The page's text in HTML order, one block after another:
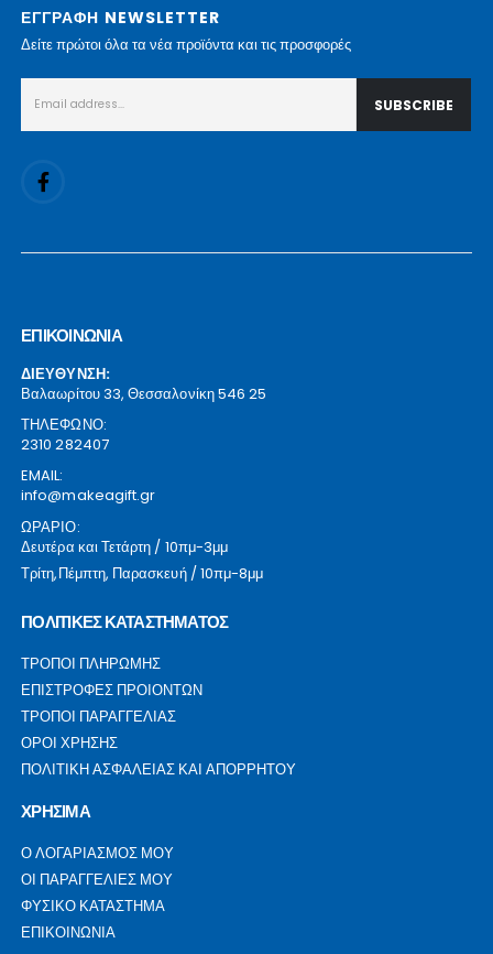
ΕΓΓΡΑΦΗ NEWSLETTER
Δείτε πρώτοι όλα τα νέα προϊόντα και τις προσφορές
ΕΠΙΚΟΙΝΩΝΙΑ
ΔΙΕΥΘΥΝΣΗ:
Βαλαωρίτου 33, Θεσσαλονίκη 546 25
ΤΗΛΕΦΩΝΟ:
2310 282407
EMAIL:
info@makeagift.gr
ΩΡΑΡΙΟ:
Δευτέρα και Τετάρτη / 10πμ-3μμ
Τρίτη,Πέμπτη, Παρασκευή / 10πμ-8μμ
ΠΟΛΙΤΙΚΕΣ ΚΑΤΑΣΤΗΜΑΤΟΣ
ΤΡΟΠΟΙ ΠΛΗΡΩΜΗΣ
ΕΠΙΣΤΡΟΦΕΣ ΠΡΟΙΟΝΤΩΝ
ΤΡΟΠΟΙ ΠΑΡΑΓΓΕΛΙΑΣ
ΟΡΟΙ ΧΡΗΣΗΣ
ΠΟΛΙΤΙΚΗ ΑΣΦΑΛΕΙΑΣ ΚΑΙ ΑΠΟΡΡΗΤΟΥ
ΧΡΗΣΙΜΑ
Ο ΛΟΓΑΡΙΑΣΜΟΣ ΜΟΥ
ΟΙ ΠΑΡΑΓΓΕΛΙΕΣ ΜΟΥ
ΦΥΣΙΚΟ ΚΑΤΑΣΤΗΜΑ
ΕΠΙΚΟΙΝΩΝΙΑ